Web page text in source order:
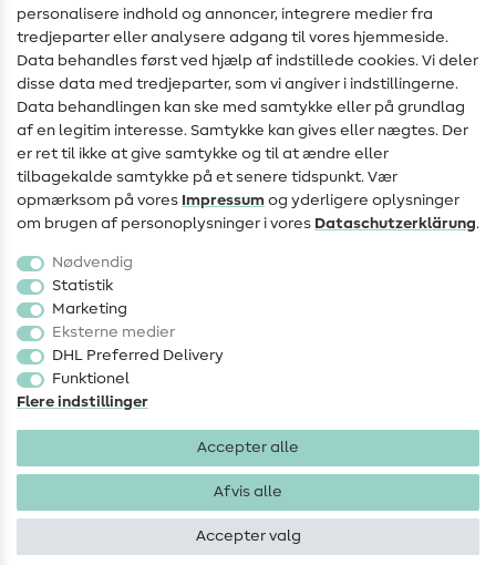
Kontakt
Information om ændring af operatør
FAQ
Fortrydelsesret
Populært
Sytilbehør
Udsalg
personalisere indhold og annoncer, integrere medier fra
tredjeparter eller analysere adgang til vores hjemmeside.
Data behandles først ved hjælp af indstillede cookies. Vi deler
disse data med tredjeparter, som vi angiver i indstillingerne.
Data behandlingen kan ske med samtykke eller på grundlag
af en legitim interesse. Samtykke kan gives eller nægtes. Der
er ret til ikke at give samtykke og til at ændre eller
tilbagekalde samtykke på et senere tidspunkt. Vær
opmærksom på vores Impressum og yderligere oplysninger
om brugen af personoplysninger i vores Data­schutz­erklärung.
Nødvendig
Statistik
Marketing
Eksterne medier
DHL Preferred Delivery
Funktionel
Flere indstillinger
Accepter alle
Afvis alle
Accepter valg
Impressum Databeskyttelse
AGB
Ophavsret 2026 SewIY GmbH